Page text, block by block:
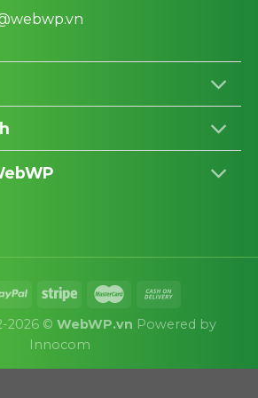
2026 © WebWP.vn Powered by
Innocom